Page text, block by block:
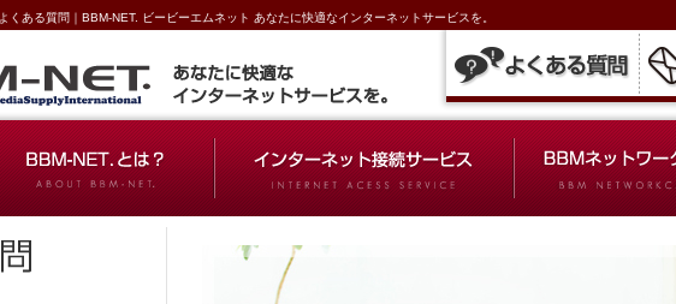
くある質問｜BBM-NET. ビービーエムネット あなたに快適なインターネットサービスを。